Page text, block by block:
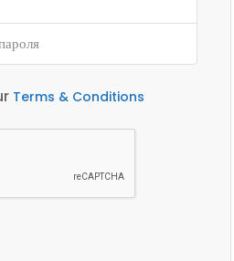
Terms & Conditions